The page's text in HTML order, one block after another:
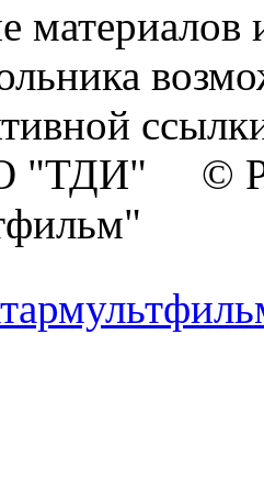
материалов
"ТДИ" ©